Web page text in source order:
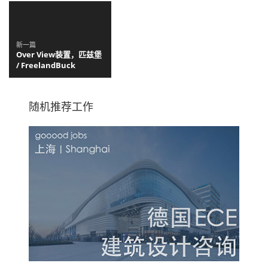
新一篇
Over View装置，匹兹堡
/ FreelandBuck
随机推荐工作